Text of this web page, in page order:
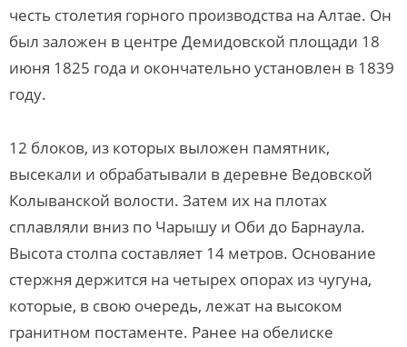
честь столетия горного производства на Алтае. Он
был заложен в центре Демидовской площади 18
июня 1825 года и окончательно установлен в 1839
году.
12 блоков, из которых выложен памятник,
высекали и обрабатывали в деревне Ведовской
Колыванской волости. Затем их на плотах
сплавляли вниз по Чарышу и Оби до Барнаула.
Высота столпа составляет 14 метров. Основание
стержня держится на четырех опорах из чугуна,
которые, в свою очередь, лежат на высоком
гранитном постаменте. Ранее на обелиске